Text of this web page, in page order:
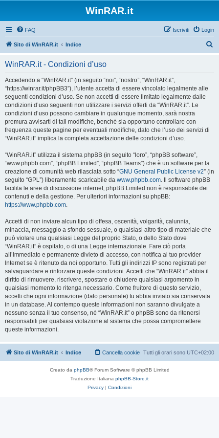
WinRAR.it
FAQ Login
Iscriviti
Sito di WinRAR.it Indice
WinRAR.it - Condizioni d’uso
Accedendo a “WinRAR.it” (in seguito “noi”, “nostro”, “WinRAR.it”,
“https://winrar.it/phpBB3”), l’utente accetta di essere vincolato legalmente alle
seguenti condizioni d’uso. Se non accetti di essere limitato legalmente dalle
condizioni d’uso seguenti non utilizzare i servizi offerti da “WinRAR.it”. Le
condizioni d’uso possono cambiare in qualunque momento, sarà nostra
premura avvisarti di tali modifiche, benché sia opportuno controllare con
frequenza queste pagine per eventuali modifiche, dato che l’uso dei servizi di
“WinRAR.it” implica la completa accettazione delle condizioni d’uso.
“WinRAR.it” utilizza il sistema phpBB (in seguito “loro”, “phpBB software”,
“www.phpbb.com”, “phpBB Limited”, “phpBB Teams”) che è un software per la
creazione di comunità web rilasciata sotto “GNU General Public License v2” (in
seguito “GPL”) liberamente scaricabile da www.phpbb.com. Il software phpBB
facilita le aree di discussione internet; phpBB Limited non è responsabile dei
contenuti e della gestione. Per ulteriori informazioni su phpBB:
https://www.phpbb.com.
Accetti di non inviare alcun tipo di offesa, oscenità, volgarità, calunnia,
minaccia, messaggio a sfondo sessuale, o qualsiasi altro tipo di materiale che
può violare una qualsiasi Legge del proprio Stato, o dello Stato dove
“WinRAR.it” è ospitato, o di una Legge internazionale. Fare ciò porta
all’immediato e permanente divieto di accesso, con notifica al tuo provider
Internet se è ritenuto da noi opportuno. Tutti gli indirizzi IP sono registrati per
salvaguardare e rinforzare queste condizioni. Accetti che “WinRAR.it” abbia il
diritto di rimuovere, riscrivere, spostare o chiudere qualsiasi argomento in
qualsiasi momento lo ritenga necessario. Come fruitore di questo servizio,
accetti che ogni informazione (dato personale) tu abbia inviato sia conservata
in un database. Al contempo queste informazioni non saranno divulgate a
nessuno senza il tuo consenso, né “WinRAR.it” o phpBB sono da ritenersi
responsabili per qualsiasi violazione al sistema che possa compromettere
queste informazioni.
Sito di WinRAR.it Indice Tutti gli orari sono UTC+02:00
Cancella cookie
Creato da phpBB® Forum Software © phpBB Limited
Traduzione Italiana phpBB-Store.it
Privacy | Condizioni